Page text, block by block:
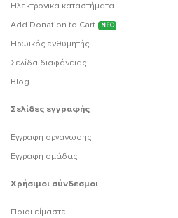
Ηλεκτρονικά καταστήματα
Add Donation to Cart
ΝΕΟ
Ηρωικός ενθυμητής
Σελίδα διαφάνειας
Blog
Σελίδες εγγραφής
Εγγραφή οργάνωσης
Εγγραφή ομάδας
Χρήσιμοι σύνδεσμοι
Ποιοι είμαστε